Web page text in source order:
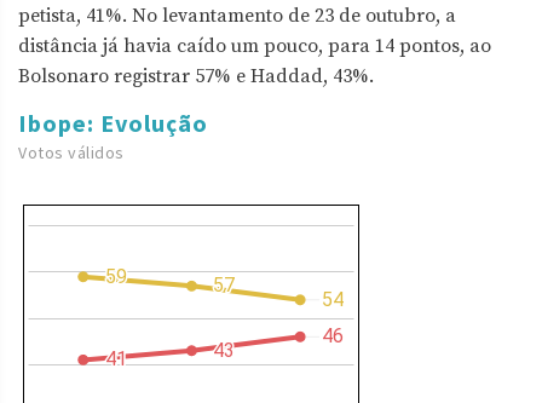
petista, 41%. No levantamento de 23 de outubro, a
distância já havia caído um pouco, para 14 pontos, ao
Bolsonaro registrar 57% e Haddad, 43%.
Ibope: Evolução
Votos válidos